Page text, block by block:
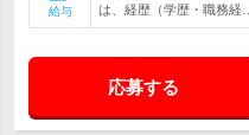
給与
は、経歴（学歴・職務経…
応募する